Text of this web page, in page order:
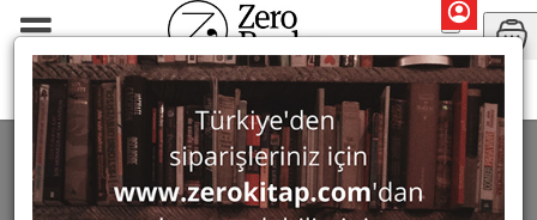
Series Les dossiers de l'Ifea
LES DOSSIERS DE L'IFEA 2 ürün bulundu